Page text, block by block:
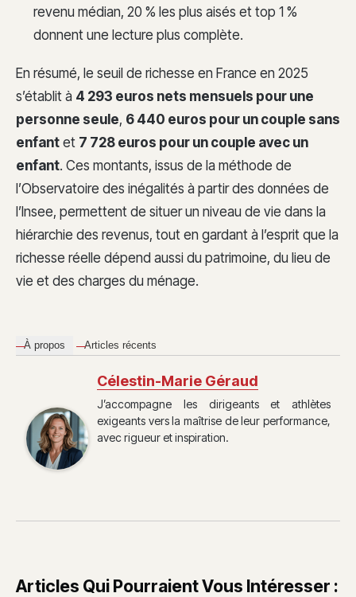
revenu médian, 20 % les plus aisés et top 1 %
donnent une lecture plus complète.
En résumé, le seuil de richesse en France en 2025
s’établit à 4 293 euros nets mensuels pour une
personne seule, 6 440 euros pour un couple sans
enfant et 7 728 euros pour un couple avec un
enfant. Ces montants, issus de la méthode de
l’Observatoire des inégalités à partir des données de
l’Insee, permettent de situer un niveau de vie dans la
hiérarchie des revenus, tout en gardant à l’esprit que la
richesse réelle dépend aussi du patrimoine, du lieu de
vie et des charges du ménage.
À propos Articles récents
Célestin-Marie Géraud
J’accompagne les dirigeants et athlètes
exigeants vers la maîtrise de leur performance,
avec rigueur et inspiration.
Articles Qui Pourraient Vous Intéresser :